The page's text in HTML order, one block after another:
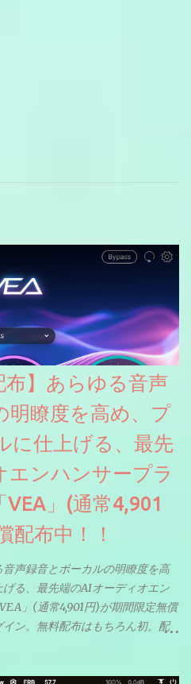
布】あらゆる音声
明瞭度を高め、プ
に仕上げる、最先
エンハンサープラ
」(通常4,901
配布中！！
音声録音とボーカルの明瞭度を高
る、最先端のAIオーディオエン
」(通常4,901円)が期間限定無償
ン。無料配布はもちろん初。配